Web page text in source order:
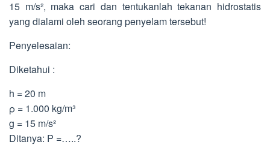
15 m/s², maka cari dan tentukanlah tekanan hidrostatis
yang dialami oleh seorang penyelam tersebut!
Penyelesaian:
Diketahui :
h = 20 m
ρ = 1.000 kg/m³
g = 15 m/s²
Ditanya: P =…..?